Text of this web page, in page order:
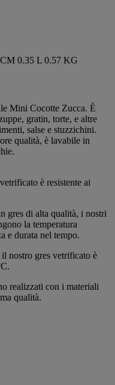
0.35 L 0.57 KG
Mini Cocotte Zucca. È
gratin, torte, e altre
salse e stuzzichini.
qualità, è lavabile in
è resistente ai
gres di alta qualità, i nostri
la temperatura
e durata nel tempo.
nostro gres vetrificato è
realizzati con i materiali
qualità.